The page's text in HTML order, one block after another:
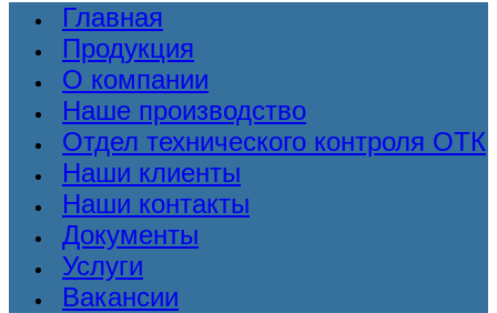
Главная
Продукция
О компании
Наше производство
Отдел технического контроля ОТК
Наши клиенты
Наши контакты
Документы
Услуги
Вакансии